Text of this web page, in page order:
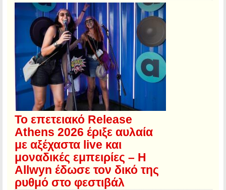
Το επετειακό Release
Athens 2026 έριξε αυλαία
με αξέχαστα live και
μοναδικές εμπειρίες – Η
Allwyn έδωσε τον δικό της
ρυθμό στο φεστιβάλ